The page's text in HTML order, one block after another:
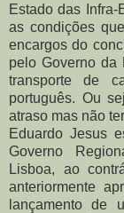
Estado das
as condições
encargos do
pelo Governo da
transporte de
português. Ou
atraso mas não
Eduardo Jesus
Governo
Lisboa, ao
anteriormente
lançamento de